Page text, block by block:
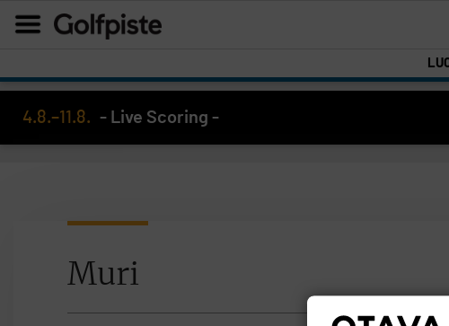
4.8.–11.8. - Live Scoring -
Muri